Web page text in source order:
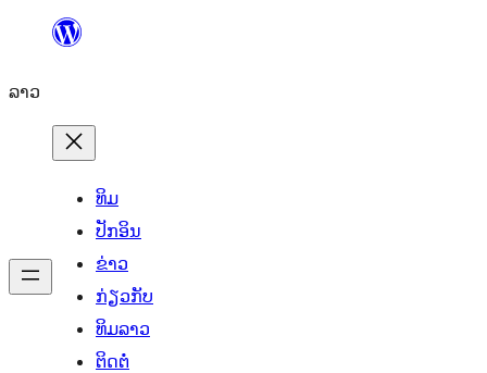
ທີ່
ເນື້ອຫາ
ລາວ
ທິມ
ປັກອິນ
ຂ່າວ
ກ່ຽວກັບ
ທິມລາວ
ຕິດຕໍ່